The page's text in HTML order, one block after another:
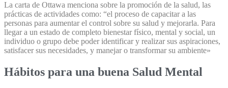
La carta de Ottawa menciona sobre la promoción de la salud, las
prácticas de actividades como: “el proceso de capacitar a las
personas para aumentar el control sobre su salud y mejorarla. Para
llegar a un estado de completo bienestar físico, mental y social, un
individuo o grupo debe poder identificar y realizar sus aspiraciones,
satisfacer sus necesidades, y manejar o transformar su ambiente»
Hábitos para una buena Salud Mental